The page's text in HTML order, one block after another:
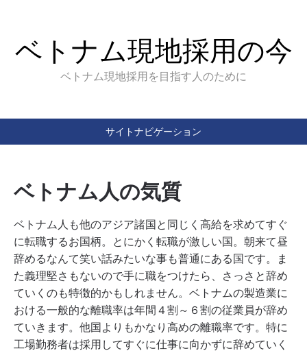
ベトナム現地採用の今
ベトナム現地採用を目指す人のために
サイトナビゲーション
ベトナム人の気質
ベトナム人も他のアジア諸国と同じく高給を求めてすぐ
に転職するお国柄。とにかく転職が激しい国。朝来て昼
辞めるなんて笑い話みたいな事も普通にある国です。ま
た義理堅さもないので手に職をつけたら、さっさと辞め
ていくのも特徴的かもしれません。ベトナムの製造業に
おける一般的な離職率は年間４割～６割の従業員が辞め
ていきます。他国よりもかなり高めの離職率です。特に
工場勤務者は採用してすぐに仕事に向かずに辞めていく